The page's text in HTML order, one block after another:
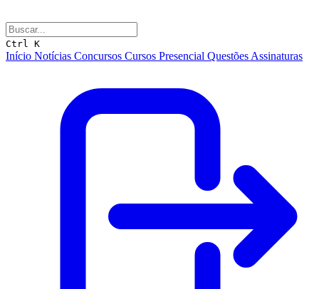
Ctrl K
Início Notícias Concursos Cursos Presencial Questões Assinaturas